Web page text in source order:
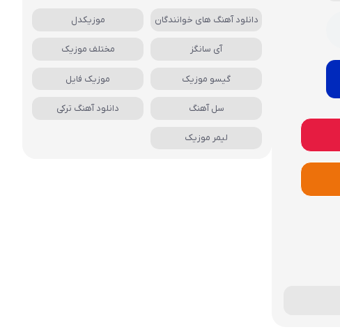
دانلود آهنگ های خوانندگان موزیکدل
آی سانگز مختلف موزیک
گیسو موزیک موزیک فایل
سل آهنگ دانلود آهنگ ترکی
لیمر موزیک